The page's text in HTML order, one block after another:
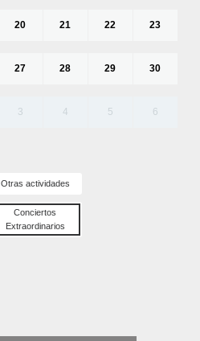
20 21 22 23
27 28 29 30
3 4 5 6
Otras actividades
Conciertos
Extraordinarios